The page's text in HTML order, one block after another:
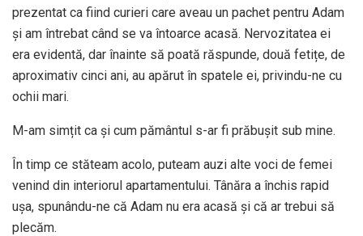
prezentat ca fiind curieri care aveau un pachet pentru Adam
și am întrebat când se va întoarce acasă. Nervozitatea ei
era evidentă, dar înainte să poată răspunde, două fetițe, de
aproximativ cinci ani, au apărut în spatele ei, privindu-ne cu
ochii mari.
M-am simțit ca și cum pământul s-ar fi prăbușit sub mine.
În timp ce stăteam acolo, puteam auzi alte voci de femei
venind din interiorul apartamentului. Tânăra a închis rapid
ușa, spunându-ne că Adam nu era acasă și că ar trebui să
plecăm.